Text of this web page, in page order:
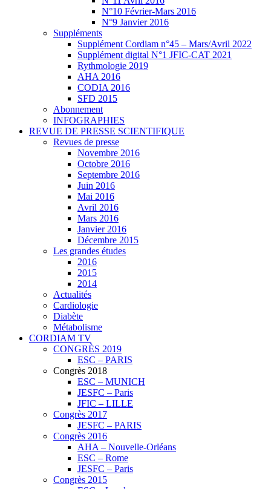
N°10 Février-Mars 2016
N°9 Janvier 2016
Suppléments
Supplément Cordiam n°45 – Mars/Avril 2022
Supplément digital N°1 JFIC-CAT 2021
Rythmologie 2019
AHA 2016
CODIA 2016
SFD 2015
Abonnement
INFOGRAPHIES
REVUE DE PRESSE SCIENTIFIQUE
Revues de presse
Novembre 2016
Octobre 2016
Septembre 2016
Juin 2016
Mai 2016
Avril 2016
Mars 2016
Janvier 2016
Décembre 2015
Les grandes études
2016
2015
2014
Actualités
Cardiologie
Diabète
Métabolisme
CORDIAM TV
CONGRÈS 2019
ESC – PARIS
Congrès 2018
ESC – MUNICH
JESFC – Paris
JFIC – LILLE
Congrès 2017
JESFC – PARIS
Congrès 2016
AHA – Nouvelle-Orléans
ESC – Rome
JESFC – Paris
Congrès 2015